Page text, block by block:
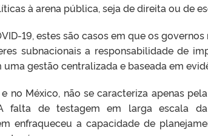
à arena pública, seja de direita ou de
19, estes são casos em que os
subnacionais a responsabilidade de
gestão centralizada e baseada em
no México, não se caracteriza apenas
falta de testagem em larga escala
enfraqueceu a capacidade de